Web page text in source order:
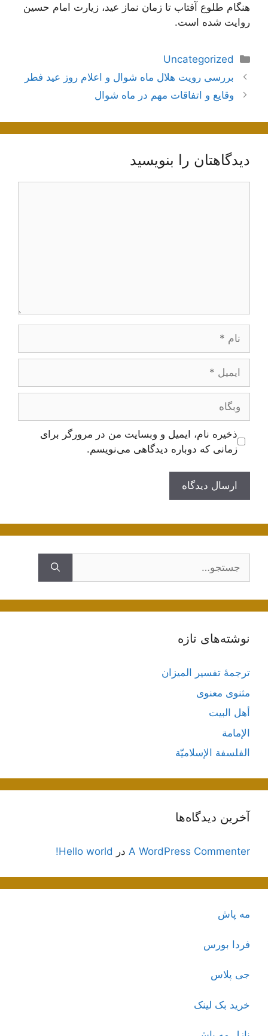
هنگام طلوع آفتاب تا زمان نماز عید، زیارت امام حسین
روایت شده است.
دسته‌ها
Uncategorized
ناوبری
نوشته‌ها
بررسی رویت هلال ماه شوال و اعلام روز عید فطر
وقایع و اتفاقات مهم در ماه شوال
دیدگاهتان را بنویسید
وبگاه
ذخیره نام، ایمیل و وبسایت من در مرورگر برای
زمانی که دوباره دیدگاهی می‌نویسم.
نوشته‌های تازه
ترجمۀ تفسیر المیزان
مثنوی معنوی
أهل البيت
الإمامة
الفلسفة الإسلاميّة
آخرین دیدگاه‌ها
A WordPress Commenter در Hello world!
مه پاش
فردا بورس
جی پلاس
خرید بک لینک